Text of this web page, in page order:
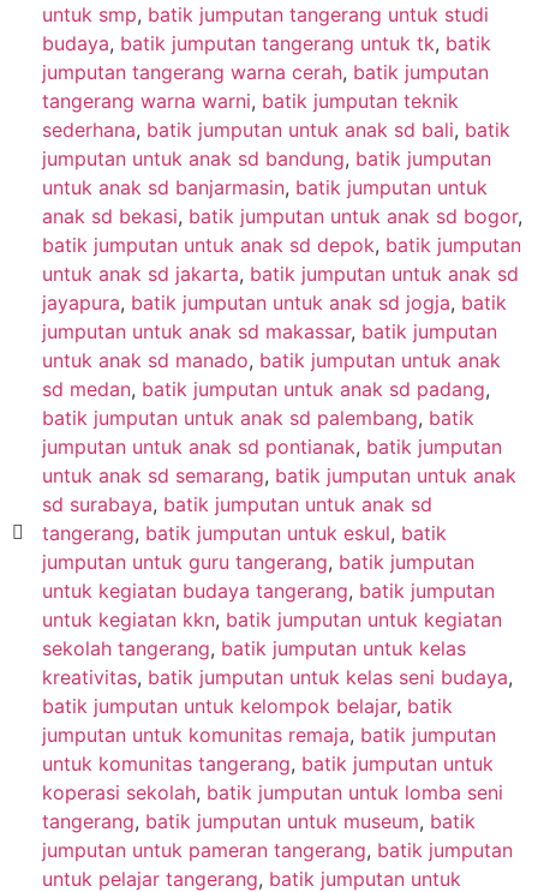
untuk smp, batik jumputan tangerang untuk studi
budaya, batik jumputan tangerang untuk tk, batik
jumputan tangerang warna cerah, batik jumputan
tangerang warna warni, batik jumputan teknik
sederhana, batik jumputan untuk anak sd bali, batik
jumputan untuk anak sd bandung, batik jumputan
untuk anak sd banjarmasin, batik jumputan untuk
anak sd bekasi, batik jumputan untuk anak sd bogor,
batik jumputan untuk anak sd depok, batik jumputan
untuk anak sd jakarta, batik jumputan untuk anak sd
jayapura, batik jumputan untuk anak sd jogja, batik
jumputan untuk anak sd makassar, batik jumputan
untuk anak sd manado, batik jumputan untuk anak
sd medan, batik jumputan untuk anak sd padang,
batik jumputan untuk anak sd palembang, batik
jumputan untuk anak sd pontianak, batik jumputan
untuk anak sd semarang, batik jumputan untuk anak
sd surabaya, batik jumputan untuk anak sd
tangerang, batik jumputan untuk eskul, batik
jumputan untuk guru tangerang, batik jumputan
untuk kegiatan budaya tangerang, batik jumputan
untuk kegiatan kkn, batik jumputan untuk kegiatan
sekolah tangerang, batik jumputan untuk kelas
kreativitas, batik jumputan untuk kelas seni budaya,
batik jumputan untuk kelompok belajar, batik
jumputan untuk komunitas remaja, batik jumputan
untuk komunitas tangerang, batik jumputan untuk
koperasi sekolah, batik jumputan untuk lomba seni
tangerang, batik jumputan untuk museum, batik
jumputan untuk pameran tangerang, batik jumputan
untuk pelajar tangerang, batik jumputan untuk